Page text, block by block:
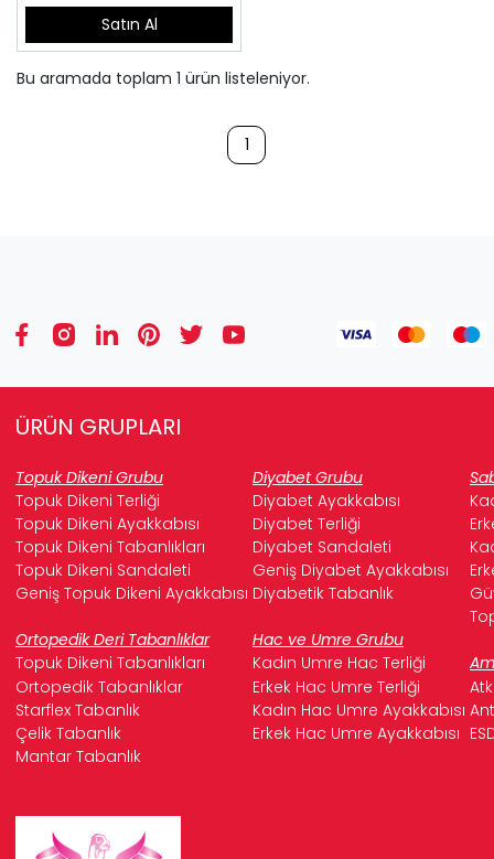
Satın Al
Bu aramada toplam 1 ürün listeleniyor.
1
ÜRÜN GRUPLARI
Topuk Dikeni Grubu Diyabet Grubu
Topuk Dikeni Terliği
Diyabet Ayakkabısı
Topuk Dikeni Ayakkabısı
Diyabet Terliği
Topuk Dikeni Tabanlıkları
Diyabet Sandaleti
Topuk Dikeni Sandaleti
Geniş Diyabet Ayakkabısı
Geniş Topuk Dikeni Ayakkabısı Diyabetik Tabanlık
Ortopedik Deri Tabanlıklar
Hac ve Umre Grubu
Topuk Dikeni Tabanlıkları
Kadın Umre Hac Terliği
Ortopedik Tabanlıklar
Erkek Hac Umre Terliği
Starflex Tabanlık
Kadın Hac Umre Ayakkabısı
Çelik Tabanlık
Erkek Hac Umre Ayakkabısı
Mantar Tabanlık